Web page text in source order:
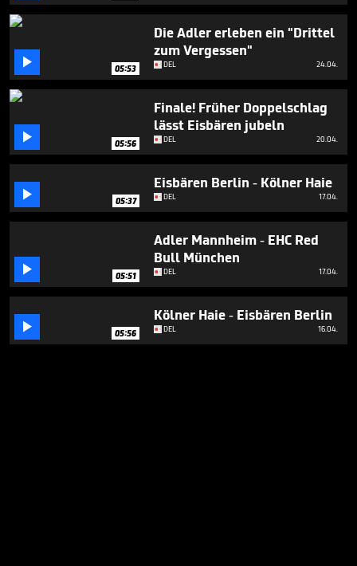
 05:53
Die Adler erleben ein "Drittel
zum Vergessen"
DEL 24.04.
 05:56
Finale! Früher Doppelschlag
lässt Eisbären jubeln
DEL 20.04.
 05:37
Eisbären Berlin - Kölner Haie
DEL 17.04.
 05:51
Adler Mannheim - EHC Red
Bull München
DEL 17.04.
 05:56
Kölner Haie - Eisbären Berlin
DEL 16.04.